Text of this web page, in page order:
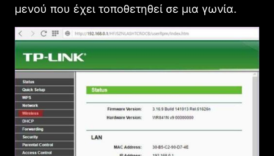
μενού που έχει τοποθετηθεί σε μια γωνία.